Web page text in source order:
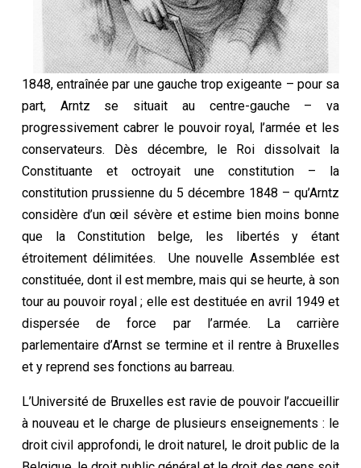
1848, entraînée par une gauche trop exigeante – pour sa
part, Arntz se situait au centre-gauche – va
progressivement cabrer le pouvoir royal, l’armée et les
conservateurs. Dès décembre, le Roi dissolvait la
Constituante et octroyait une constitution – la
constitution prussienne du 5 décembre 1848 – qu’Arntz
considère d’un œil sévère et estime bien moins bonne
que la Constitution belge, les libertés y étant
étroitement délimitées. Une nouvelle Assemblée est
constituée, dont il est membre, mais qui se heurte, à son
tour au pouvoir royal ; elle est destituée en avril 1949 et
dispersée de force par l’armée. La carrière
parlementaire d’Arnst se termine et il rentre à Bruxelles
et y reprend ses fonctions au barreau.
L’Université de Bruxelles est ravie de pouvoir l’accueillir
à nouveau et le charge de plusieurs enseignements : le
droit civil approfondi, le droit naturel, le droit public de la